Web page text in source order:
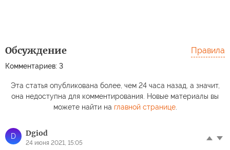
Обсуждение
Комментариев: 3
Правила
Эта статья опубликована более, чем 24 часа назад, а значит,
она недоступна для комментирования. Новые материалы вы
можете найти на главной странице.
D Dgiod
24 июня 2021, 15:05